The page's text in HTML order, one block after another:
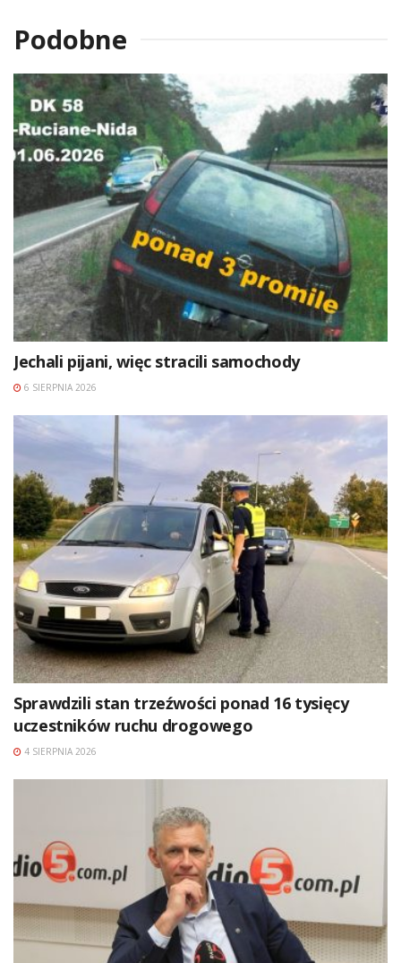
Podobne
Jechali pijani, więc stracili samochody
6 SIERPNIA 2026
Sprawdzili stan trzeźwości ponad 16 tysięcy
uczestników ruchu drogowego
4 SIERPNIA 2026